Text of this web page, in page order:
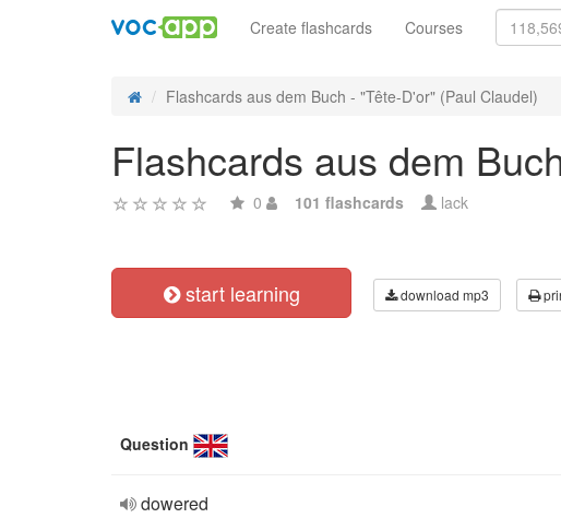
Create flashcards Courses
Flashcards aus dem Buch - "Tête-D'or" (Paul Claudel)
Flashcards aus dem
0 101 flashcards lack
start learning download mp3
Question
dowered